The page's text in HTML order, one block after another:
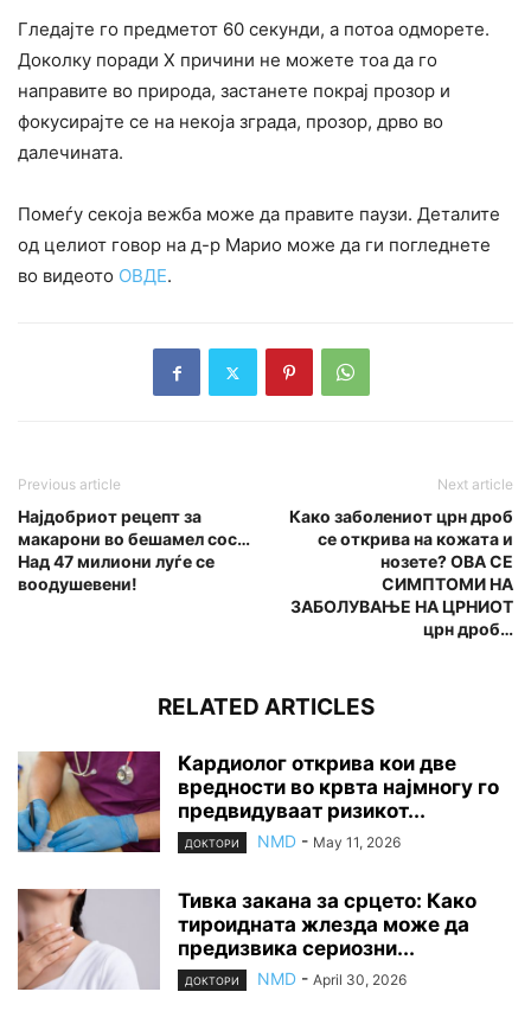
Гледајте го предметот 60 секунди, а потоа одморете.
Доколку поради Х причини не можете тоа да го
направите во природа, застанете покрај прозор и
фокусирајте се на некоја зграда, прозор, дрво во
далечината.
Помеѓу секоја вежба може да правите паузи. Деталите
од целиот говор на д-р Марио може да ги погледнете
во видеото ОВДЕ.
Previous article
Најдобриот рецепт за
макарони во бешамел сос…
Над 47 милиони луѓе се
воодушевени!
Next article
Како заболениот црн дроб
се открива на кожата и
нозете? ОВА СЕ
СИМПТОМИ НА
ЗАБОЛУВАЊЕ НА ЦРНИОТ
црн дроб…
RELATED ARTICLES
Кардиолог открива кои две
вредности во крвта најмногу го
предвидуваат ризикот...
ДОКТОРИ NMD - May 11, 2026
Тивка закана за срцето: Како
тироидната жлезда може да
предизвика сериозни...
ДОКТОРИ NMD - April 30, 2026